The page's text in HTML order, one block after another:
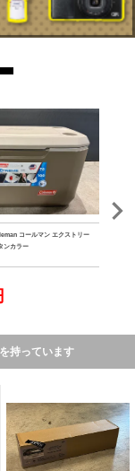
コールマン エクストリー
ンカラー
持っています